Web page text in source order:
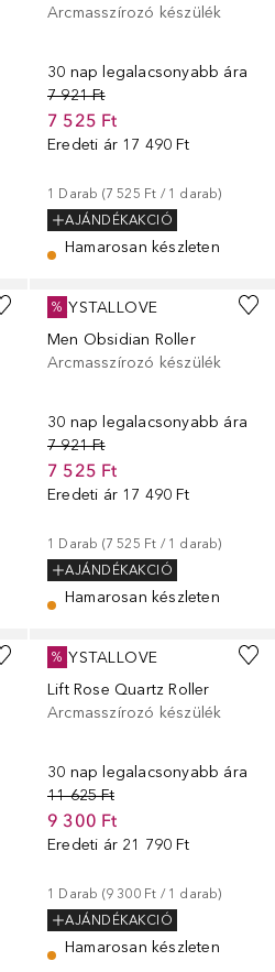
Arcmasszírozó készülék
30 nap legalacsonyabb ára
7 921 Ft
7 525 Ft
Eredeti ár 17 490 Ft
1 Darab (7 525 Ft / 1 darab)
AJÁNDÉKAKCIÓ
Hamarosan készleten
CRYSTALLOVE
Men Obsidian Roller
Arcmasszírozó készülék
30 nap legalacsonyabb ára
7 921 Ft
7 525 Ft
Eredeti ár 17 490 Ft
1 Darab (7 525 Ft / 1 darab)
AJÁNDÉKAKCIÓ
Hamarosan készleten
%
CRYSTALLOVE
Lift Rose Quartz Roller
Arcmasszírozó készülék
30 nap legalacsonyabb ára
11 625 Ft
9 300 Ft
Eredeti ár 21 790 Ft
1 Darab (9 300 Ft / 1 darab)
AJÁNDÉKAKCIÓ
Hamarosan készleten
%